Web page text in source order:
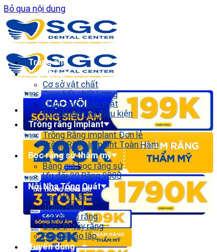
Bỏ qua nội dung
Trang chủ
Giới thiệu
Cơ sở vật chất
Cam kết chất lượng
Chính sách bảo mật
Điều khoản và điều kiện
Trồng răng Implant
Trồng Răng implant Đơn lẻ
Trồng Răng Implant Toàn Hàm
Bọc răng sứ thẩm mỹ
Bảng giá bọc răng sứ
Ưu đãi 20 Răng 900$
Nội Nha Tổng Quát
Cạo Vôi Răng
Trám Răng
Tẩy trắng răng
Điều trị tủy răng
Răng Tháo lắp
Tuyển dụng